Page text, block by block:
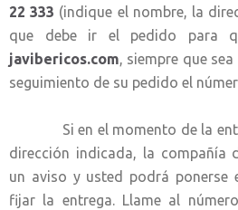
22 333 (indique el nombre, la
que debe ir el pedido para
javibericos.com, siempre que
seguimiento de su pedido el
Si en el momento de la
dirección indicada, la compañía
un aviso y usted podrá ponerse
fijar la entrega. Llame al